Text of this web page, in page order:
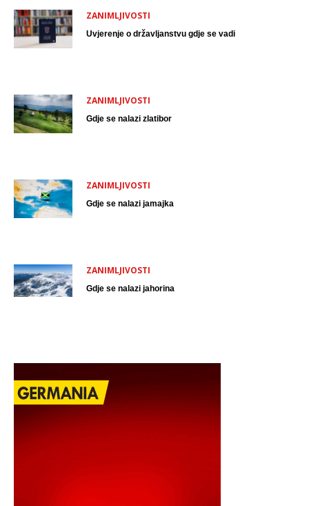
ZANIMLJIVOSTI
Uvjerenje o državljanstvu gdje se vadi
ZANIMLJIVOSTI
Gdje se nalazi zlatibor
ZANIMLJIVOSTI
Gdje se nalazi jamajka
ZANIMLJIVOSTI
Gdje se nalazi jahorina